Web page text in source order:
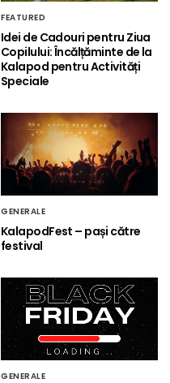
FEATURED
Idei de Cadouri pentru Ziua
Copilului: Încălțăminte de la
Kalapod pentru Activități
Speciale
GENERALE
KalapodFest – pași către
festival
GENERALE